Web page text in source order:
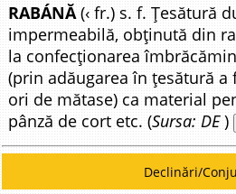
RABÁNĂ (‹ fr.) s. f. Țesătură
impermeabilă, obținută din
la confecționarea
(prin adăugarea în țesătură
ori de mătase) ca material
pânză de cort etc. (Sursa: DE)
Declinări/